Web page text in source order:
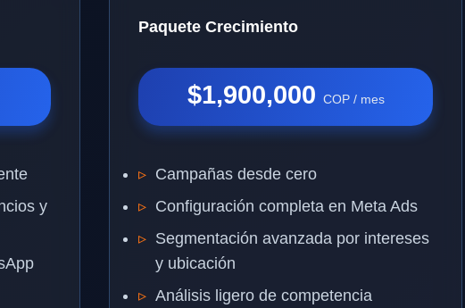
y
Paquete Crecimiento
$1,900,000 COP / mes
Campañas desde cero
Configuración completa en Meta Ads
Segmentación avanzada por intereses
y ubicación
Análisis ligero de competencia